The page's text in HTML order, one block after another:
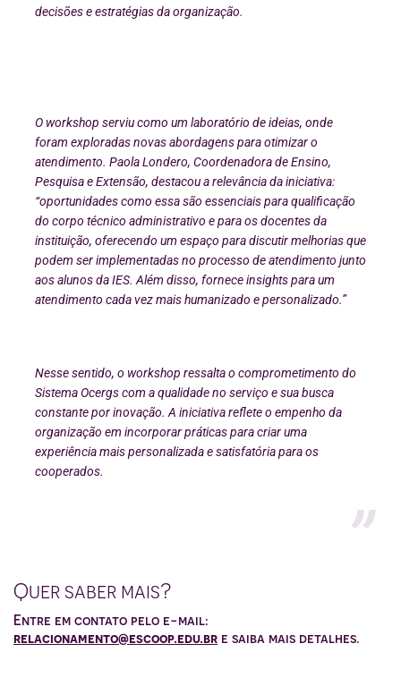
decisões e estratégias da organização.
O workshop serviu como um laboratório de ideias, onde
foram exploradas novas abordagens para otimizar o
atendimento. Paola Londero, Coordenadora de Ensino,
Pesquisa e Extensão, destacou a relevância da iniciativa:
“oportunidades como essa são essenciais para qualificação
do corpo técnico administrativo e para os docentes da
instituição, oferecendo um espaço para discutir melhorias que
podem ser implementadas no processo de atendimento junto
aos alunos da IES. Além disso, fornece insights para um
atendimento cada vez mais humanizado e personalizado.”
Nesse sentido, o workshop ressalta o comprometimento do
Sistema Ocergs com a qualidade no serviço e sua busca
constante por inovação. A iniciativa reflete o empenho da
organização em incorporar práticas para criar uma
experiência mais personalizada e satisfatória para os
cooperados.
Quer saber mais?
Entre em contato pelo e-mail:
relacionamento@escoop.edu.br e saiba mais detalhes.